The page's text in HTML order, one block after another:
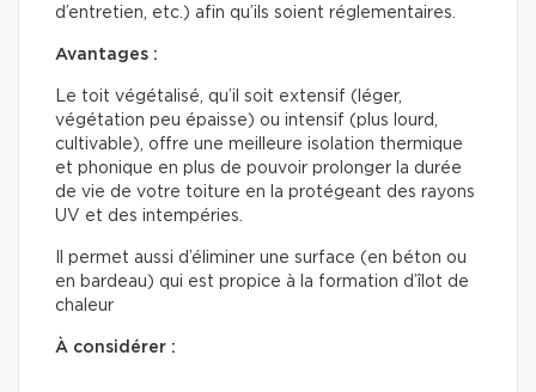
d’entretien, etc.) afin qu’ils soient réglementaires.
Avantages :
Le toit végétalisé, qu’il soit extensif (léger,
végétation peu épaisse) ou intensif (plus lourd,
cultivable), offre une meilleure isolation thermique
et phonique en plus de pouvoir prolonger la durée
de vie de votre toiture en la protégeant des rayons
UV et des intempéries.
Il permet aussi d’éliminer une surface (en béton ou
en bardeau) qui est propice à la formation d’îlot de
chaleur
À considérer :